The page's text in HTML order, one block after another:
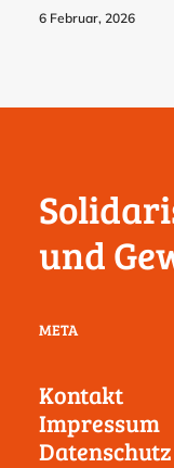
6 Februar, 2026
und
META
Kontakt
Impressum
Datenschutz